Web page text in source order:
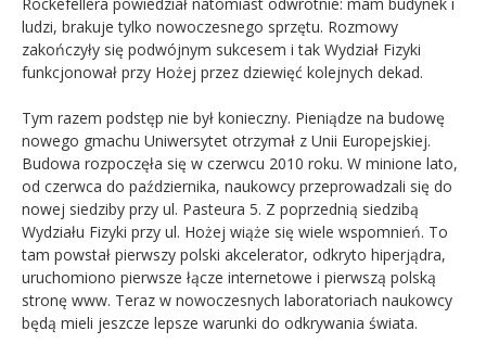
ludzi, brakuje tylko nowoczesnego sprzętu. Rozmowy
zakończyły się podwójnym sukcesem i tak Wydział Fizyki
funkcjonował przy Hożej przez dziewięć kolejnych dekad.
Tym razem podstęp nie był konieczny. Pieniądze na budowę
nowego gmachu Uniwersytet otrzymał z Unii Europejskiej.
Budowa rozpoczęła się w czerwcu 2010 roku. W minione lato,
od czerwca do października, naukowcy przeprowadzali się do
nowej siedziby przy ul. Pasteura 5. Z poprzednią siedzibą
Wydziału Fizyki przy ul. Hożej wiąże się wiele wspomnień. To
tam powstał pierwszy polski akcelerator, odkryto hiperjądra,
uruchomiono pierwsze łącze internetowe i pierwszą polską
stronę www. Teraz w nowoczesnych laboratoriach naukowcy
będą mieli jeszcze lepsze warunki do odkrywania świata.